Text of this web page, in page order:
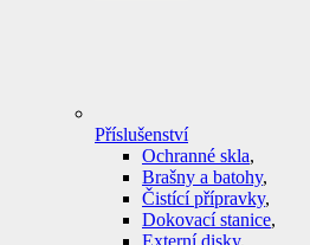
Příslušenství
Ochranné skla,
Brašny a batohy,
Čistící přípravky,
Dokovací stanice,
Externí disky,